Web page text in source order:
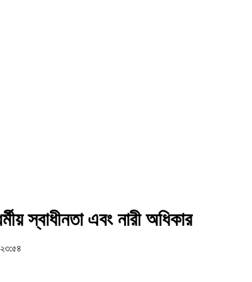
স্বাধীনতা এবং নারী অধিকার